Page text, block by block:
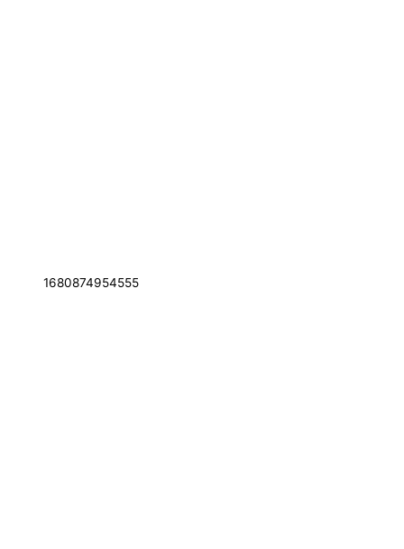
1680874954555